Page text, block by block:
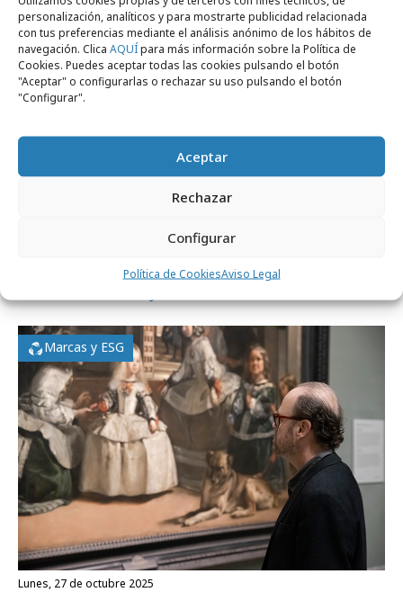
personalización, analíticos y para mostrarte publicidad relacionada
con tus preferencias mediante el análisis anónimo de los hábitos de
navegación. Clica AQUÍpara más información sobre la Política de
Cookies. Puedes aceptar todas las cookies pulsando el botón
"Aceptar" o configurarlas o rechazar su uso pulsando el botón
"Configurar".
Aceptar
Rechazar
Configurar
Política de CookiesAviso Legal
Campañas
Un cuadro del Prado para cada película
Marcas y ESG
lunes, 27 de octubre 2025